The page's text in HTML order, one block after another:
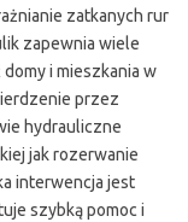
zatkanych rur
zapewnia wiele
i mieszkania w
przez
hydrauliczne
jak rozerwanie
interwencja jest
szybką pomoc i